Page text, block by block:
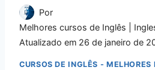
Por
Melhores cursos de Inglês |
Atualizado em 26 de janeiro de
CURSOS DE INGLÊS - MELHORES